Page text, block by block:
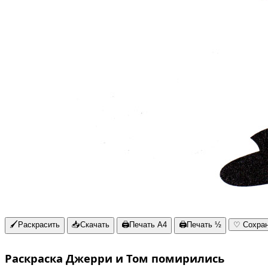
🖌 Раскрасить 📥Скачать 🖨Печать A4 🖨Печать ½ ♡
Раскраска Джерри и Том помирились